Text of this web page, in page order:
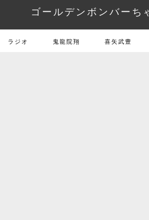
ゴールデンボンバーち
ラジオ 鬼龍院翔 喜矢武豊